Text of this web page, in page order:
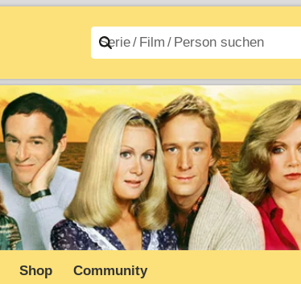
Filme A–Z
Shop Community